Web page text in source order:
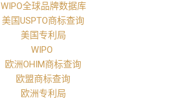
WIPO全球品牌数据库
美国USPTO商标查询
美国专利局
WIPO
欧洲OHIM商标查询
欧盟商标查询
欧洲专利局